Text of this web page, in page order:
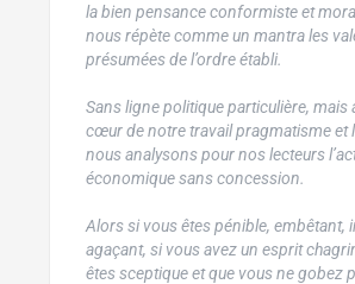
la bien pensance conformiste et
nous répète comme un mantra les
présumées de l’ordre établi.
Sans ligne politique particulière, mais
cœur de notre travail pragmatisme et
nous analysons pour nos lecteurs
économique sans concession.
Alors si vous êtes pénible, embêtant,
agaçant, si vous avez un esprit
êtes sceptique et que vous ne gobez